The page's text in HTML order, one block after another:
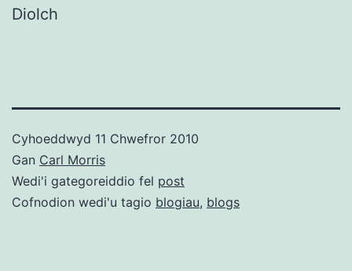
Diolch
Cyhoeddwyd 11 Chwefror 2010
Gan Carl Morris
Wedi'i gategoreiddio fel post
Cofnodion wedi'u tagio blogiau, blogs